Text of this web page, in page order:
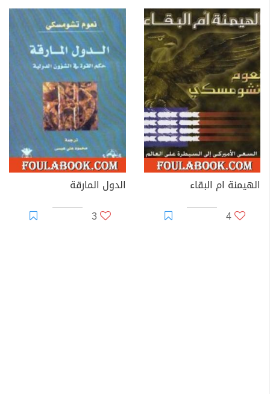
الهيمنة ام البقاء
4
الدول المارقة
3